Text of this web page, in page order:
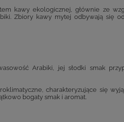
kawy ekologicznej, głównie ze
Zbiory kawy mytej odbywają się
Arabiki, jej słodki smak
charakteryzujące się
bogaty smak i aromat.